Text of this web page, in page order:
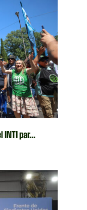
INTI par...